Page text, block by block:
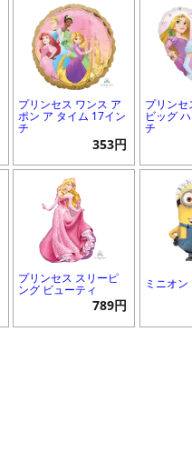
プリンセス ワンス ア
ポン ア タイム 17イン
チ
353円
プリンセ
ビッグ
チ
プリンセス スリーピ
ング ビューティ
789円
ミニオン